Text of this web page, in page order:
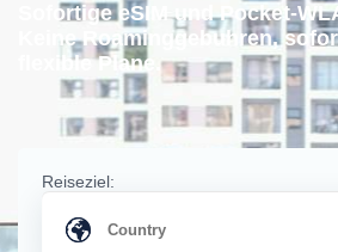
Sofortige eSIM und Pocket-
Keine Roaminggebuhren,
flexible Plane.
Reiseziel: